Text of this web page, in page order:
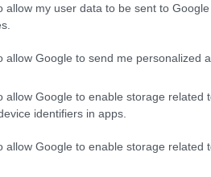
allow my user data to be sent to
allow Google to send me personalized
allow Google to enable storage related
identifiers in apps.
allow Google to enable storage related